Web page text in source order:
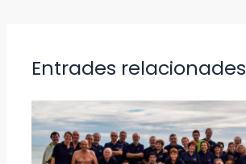
Entrades relacionades